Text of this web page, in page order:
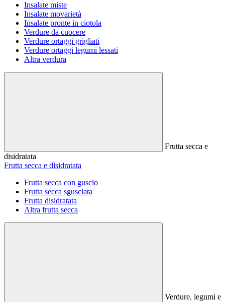
Insalate miste
Insalate movarietà
Insalate pronte in ciotola
Verdure da cuocere
Verdure ortaggi grigliati
Verdure ortaggi legumi lessati
Altra verdura
Frutta secca e
disidratata
Frutta secca e disidratata
Frutta secca con guscio
Frutta secca sgusciata
Frutta disidratata
Altra frutta secca
Verdure, legumi e